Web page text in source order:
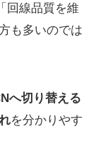
回線品質を維
も多いのでは
へ切り替える
を分かりやす